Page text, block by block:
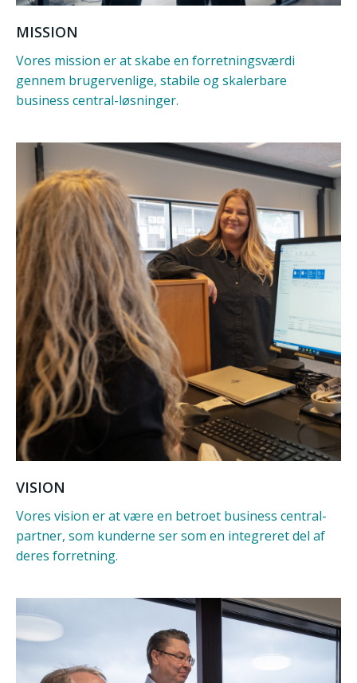
MISSION
Vores mission er at skabe en forretningsværdi
gennem brugervenlige, stabile og skalerbare
business central-løsninger.
VISION
Vores vision er at være en betroet business central-
partner, som kunderne ser som en integreret del af
deres forretning.